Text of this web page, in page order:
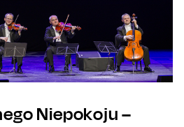
Niepokoju –